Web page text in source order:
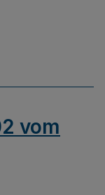
vom